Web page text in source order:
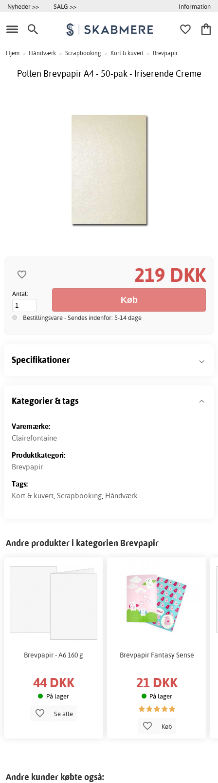
Nyheder >> SALG >> Information
Hjem > Håndværk > Scrapbooking > Kort & kuvert > Brevpapir
Pollen Brevpapir A4 - 50-pak - Iriserende Creme
219 DKK
Antal:
Bestillingsvare - Sendes indenfor: 5-14 dage
Specifikationer
Kategorier & tags
Varemærke:
Clairefontaine
Produktkategori:
Brevpapir
Tags:
Kort & kuvert, Scrapbooking, Håndværk
Andre produkter i kategorien Brevpapir
Brevpapir - A6 160 g
44 DKK
På lager
Se alle
Brevpapir Fantasy Sense
21 DKK
På lager
Køb
Andre kunder købte også: